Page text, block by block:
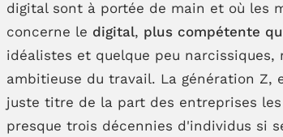
digital sont à portée de main et où les
concerne le digital, plus compétente
idéalistes et quelque peu
ambitieuse du travail. La génération
juste titre de la part des entreprises
presque trois décennies d'individus si